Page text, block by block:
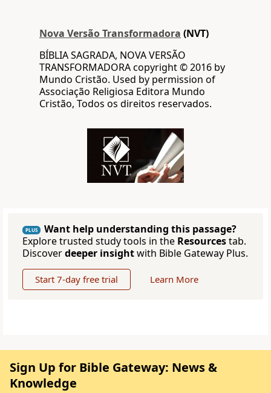
Nova Versão Transformadora (NVT)
BÍBLIA SAGRADA, NOVA VERSÃO
TRANSFORMADORA copyright © 2016 by
Mundo Cristão. Used by permission of
Associação Religiosa Editora Mundo
Cristão, Todos os direitos reservados.
PLUS
Want help understanding this passage?
Explore trusted study tools in the Resourcestab.
Discoverdeeper insightwith Bible Gateway Plus.
Start 7-day free trial Learn More
Sign Up for Bible Gateway: News &
Knowledge